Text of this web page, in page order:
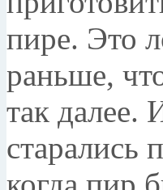
пире. Это
раньше,
так далее.
старались